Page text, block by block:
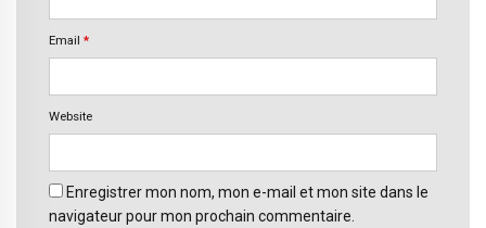
Email *
Website
Enregistrer mon nom, mon e-mail et mon site dans le
navigateur pour mon prochain commentaire.